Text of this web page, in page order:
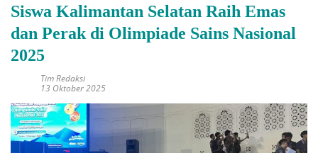
Siswa Kalimantan Selatan Raih Emas
dan Perak di Olimpiade Sains Nasional
2025
Tim Redaksi
13 Oktober 2025